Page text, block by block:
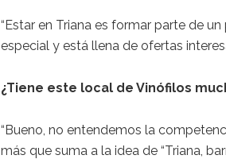
“Estar en Triana es formar parte de
especial y está llena de ofertas
¿Tiene este local de Vinófilos
“Bueno, no entendemos la
más que suma a la idea de “Triana,